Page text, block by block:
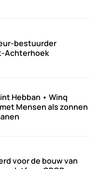
bestuurder
Achterhoek
Hebban • Winq
Mensen als zonnen
voor de bouw van